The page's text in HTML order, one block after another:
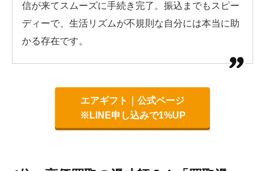
信が来てスムーズに手続き完了。振込までもスピー
ディーで、生活リズムが不規則な自分には本当に助
かる存在です。
エアギフト｜公式ページ
※LINE申し込みで1%UP